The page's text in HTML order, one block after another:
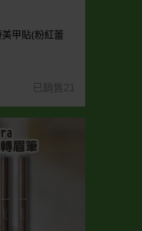
甲貼(粉紅蕾
已銷售21